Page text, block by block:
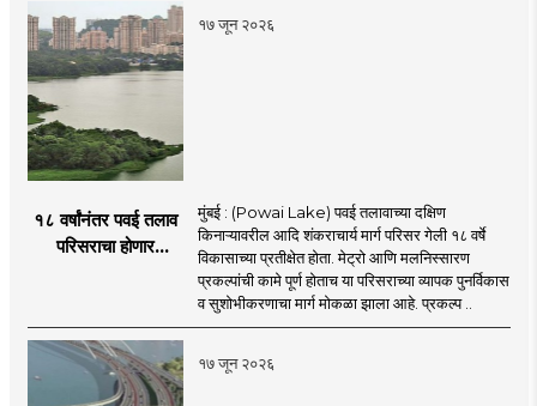
१७ जून २०२६
१८ वर्षांनंतर पवई तलाव
परिसराचा होणार
सुरुवात;
मुंबई : (Powai Lake) पवई तलावाच्या दक्षिण
किनाऱ्यावरील आदि शंकराचार्य मार्ग परिसर गेली १८ वर्षे
विकासाच्या प्रतीक्षेत होता. मेट्रो आणि मलनिस्सारण
प्रकल्पांची कामे पूर्ण होताच या परिसराच्या व्यापक पुनर्विकास
व सुशोभीकरणाचा मार्ग मोकळा झाला आहे. प्रकल्प ..
१७ जून २०२६